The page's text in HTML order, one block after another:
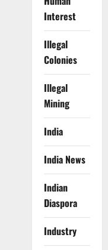
Interest
Illegal
Colonies
Illegal
Mining
India
India News
Indian
Diaspora
Industry